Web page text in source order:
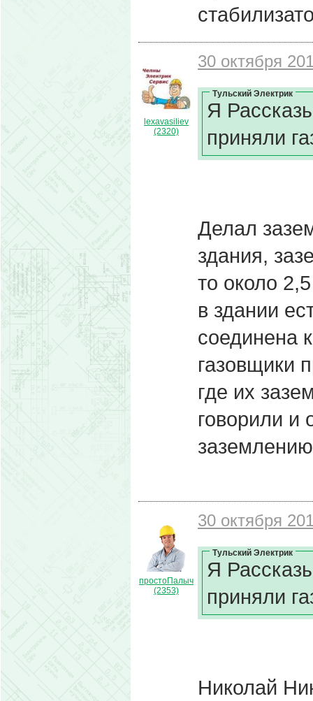
lexavasiliev
(2320)
30 октября
Тульский Электрик
Я
приняли
Делал
здания,
то около
в здании
соединена
газовщики
где их
говорили и
простоПалыч
(2353)
30 октября
Тульский Электрик
Я
приняли
Николай